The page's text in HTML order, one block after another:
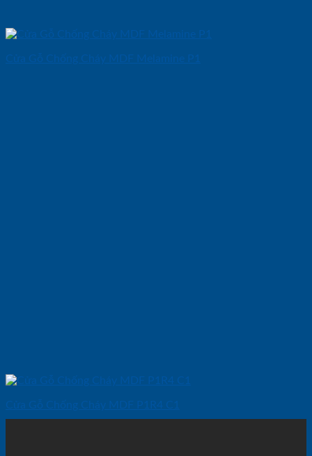
Cửa Gỗ Chống Cháy MDF Melamine P1
Cửa Gỗ Chống Cháy MDF P1R4 C1